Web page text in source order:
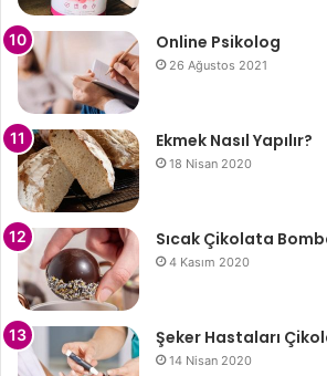
Online Psikolog
26 Ağustos 2021
Ekmek Nasıl Yapılır?
18 Nisan 2020
Sıcak Çikolata
4 Kasım 2020
Şeker Hastaları
14 Nisan 2020